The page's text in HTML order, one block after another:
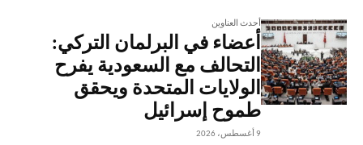
أحدث العناوين
أعضاء في البرلمان التركي:
التحالف مع السعودية يفرح
الولايات المتحدة ويحقق
طموح إسرائيل
9 أغسطس، 2026